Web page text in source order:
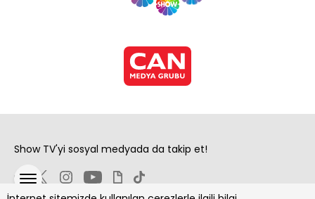
Show TV'yi sosyal medyada da takip et!